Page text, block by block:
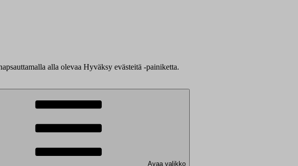
alla olevaa Hyväksy evästeitä -painiketta.
Avaa valikko